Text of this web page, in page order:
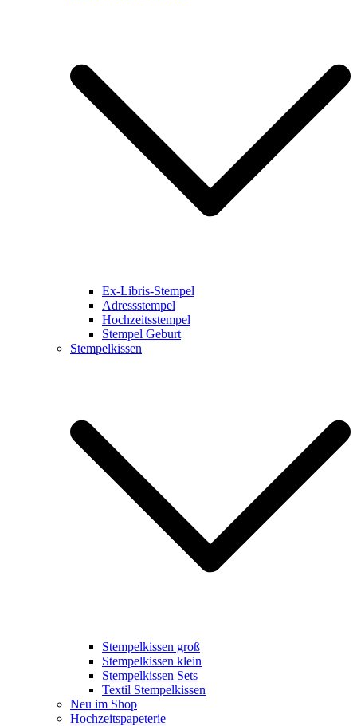
Ex-Libris-Stempel
Adressstempel
Hochzeitsstempel
Stempel Geburt
Stempelkissen
Stempelkissen groß
Stempelkissen klein
Stempelkissen Sets
Textil Stempelkissen
Neu im Shop
Hochzeitspapeterie